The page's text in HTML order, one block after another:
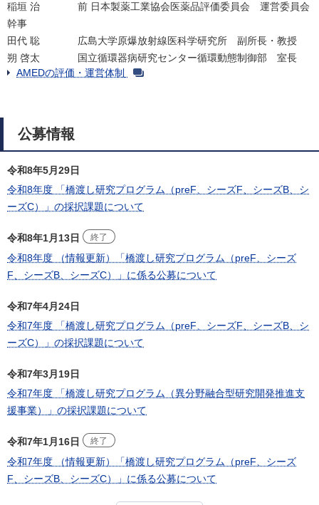
稲垣 治
前 日本製薬工業協会医薬品評価委員会 運営委員会
幹事
田代 聡
広島大学原爆放射線医科学研究所 副所長・教授
朔 啓太
国立循環器病研究センター循環動態制御部 室長
AMEDの評価・運営体制
公募情報
令和8年5月29日
令和8年度 「橋渡し研究プログラム（preF、シーズF、シーズB、シ
ーズC）」の採択課題について
令和8年1月13日 終了
令和8年度 （情報更新）「橋渡し研究プログラム（preF、シーズ
F、シーズB、シーズC）」に係る公募について
令和7年4月24日
令和7年度 「橋渡し研究プログラム（preF、シーズF、シーズB、シ
ーズC）」の採択課題について
令和7年3月19日
令和7年度 「橋渡し研究プログラム（異分野融合型研究開発推進支
援事業）」の採択課題について
令和7年1月16日 終了
令和7年度 （情報更新）「橋渡し研究プログラム（preF、シーズ
F、シーズB、シーズC）」に係る公募について